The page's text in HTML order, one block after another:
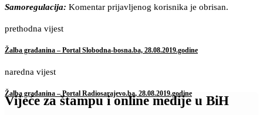
Samoregulacija: Komentar prijavljenog korisnika je obrisan.
prethodna vijest
Žalba građanina – Portal Slobodna-bosna.ba, 28.08.2019.godine
naredna vijest
Žalba građanina – Portal Radiosarajevo.ba, 28.08.2019.godine
Vijeće za štampu i online medije u BiH